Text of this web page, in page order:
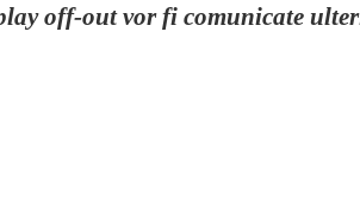
off-out vor fi comunicate